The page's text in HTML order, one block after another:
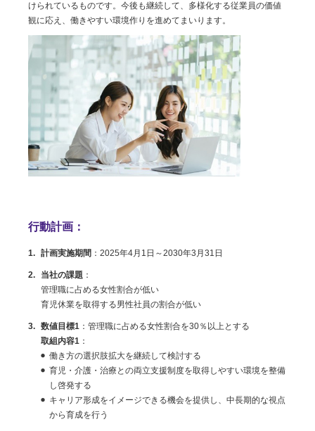
けられているものです。今後も継続して、多様化する従業員の価値
観に応え、働きやすい環境作りを進めてまいります。
行動計画：
計画実施期間 ： 2025年4月1日～2030年3月31日
当社の課題 ：
管理職に占める女性割合が低い
育児休業を取得する男性社員の割合が低い
数値目標1 ： 管理職に占める女性割合を30％以上とする
取組内容1 ：
働き方の選択肢拡大を継続して検討する
育児・介護・治療との両立支援制度を取得しやすい環境を整備
し啓発する
キャリア形成をイメージできる機会を提供し、中長期的な視点
から育成を行う